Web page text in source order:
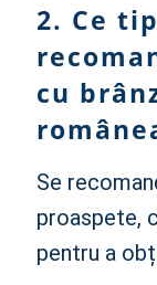
2. Ce
cu
Se
proaspete,
pentru a